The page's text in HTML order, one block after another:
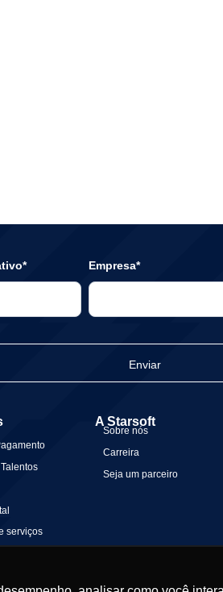
Empresa*
Enviar
serviços
A Starsoft
Sobre nós
Carreira
Seja um parceiro